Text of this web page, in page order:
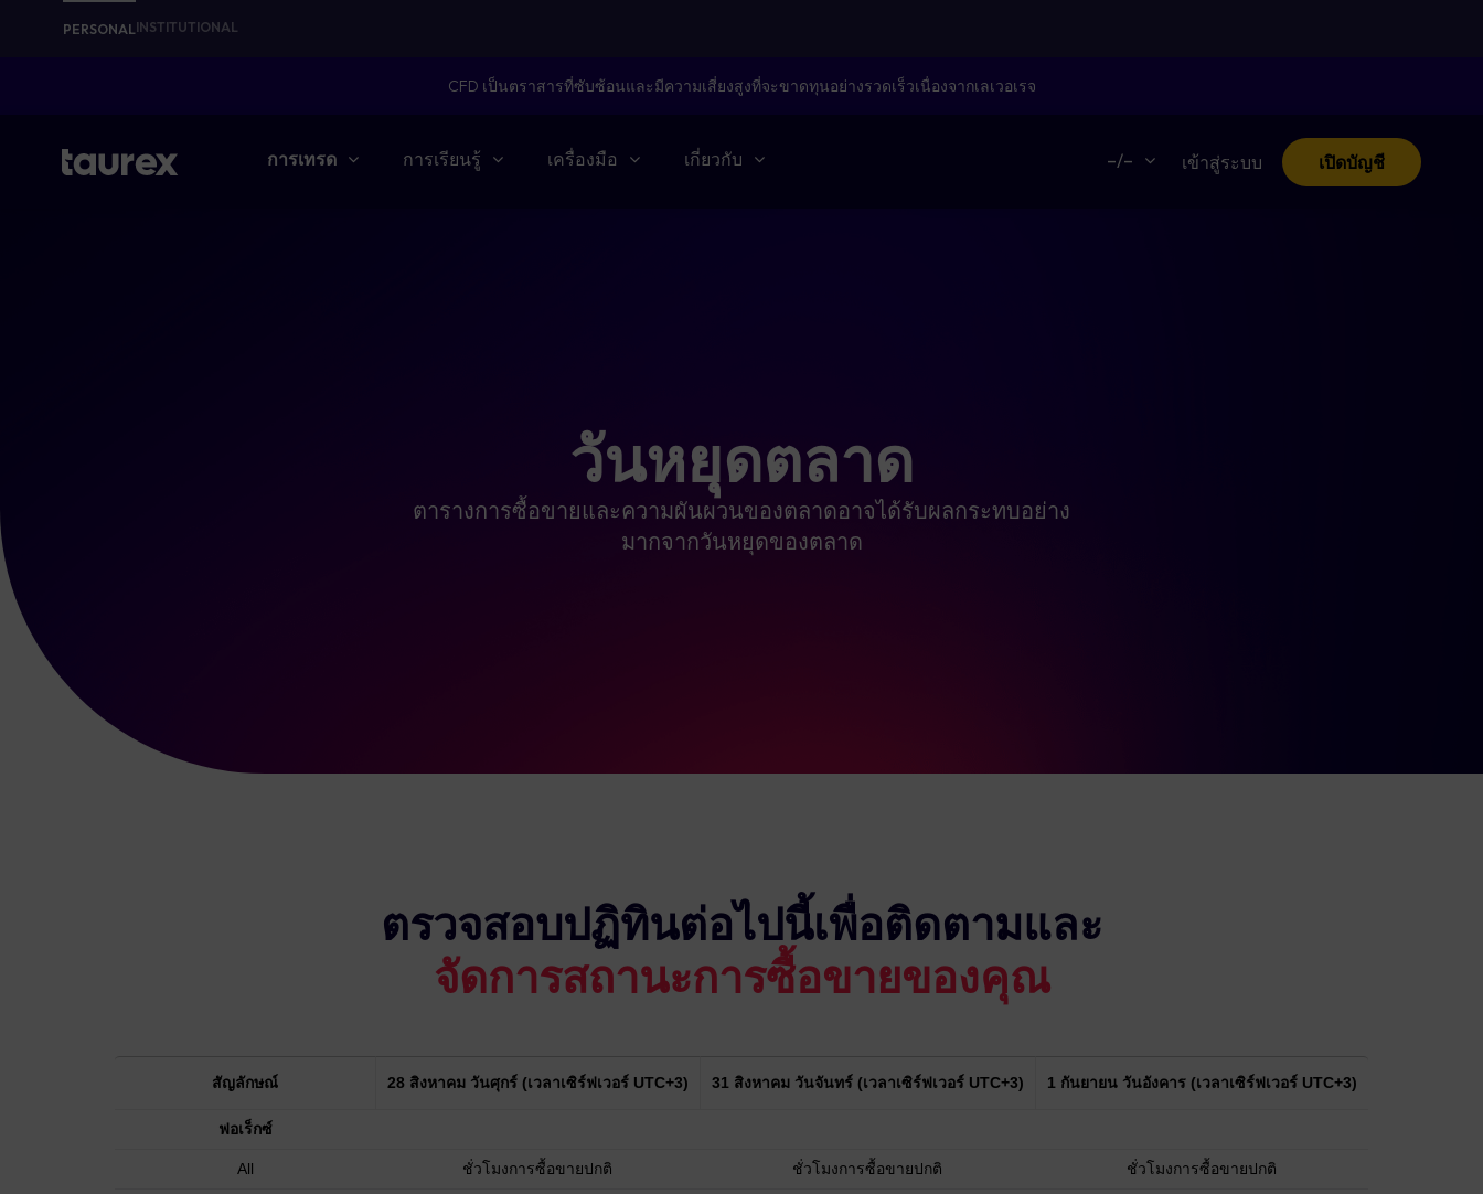
PERSONALINSTITUTIONAL
CFD เป็นตราสารที่ซับซ้อนและมีความเสี่ยงสูงที่จะขาดทุนอย่างรวดเร็วเนื่องจากเลเวอเรจ
การเทรด การเรียนรู้ เครื่องมือ เกี่ยวกับ –/– เข้าสู่ระบบ เปิดบัญชี
วันหยุดตลาด
ตารางการซื้อขายและความผันผวนของตลาดอาจได้รับผลกระทบอย่าง
มากจากวันหยุดของตลาด
ตรวจสอบปฏิทินต่อไปนี้เพื่อติดตามและ
จัดการสถานะการซื้อขายของคุณ
สัญลักษณ์ 28 สิงหาคม วันศุกร์ (เวลาเซิร์ฟเวอร์ UTC+3) 31 สิงหาคม วันจันทร์ (เวลาเซิร์ฟเวอร์ UTC+3) 1 กันยายน วันอังคาร (เวลาเซิร์ฟเวอร์ UTC+3)
ฟอเร็กซ์
All ชั่วโมงการซื้อขายปกติ ชั่วโมงการซื้อขายปกติ ชั่วโมงการซื้อขายปกติ